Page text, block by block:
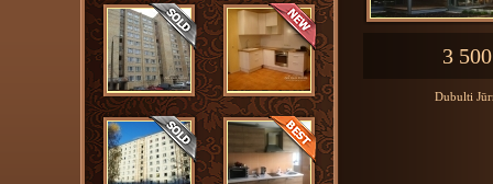
3
Dubulti